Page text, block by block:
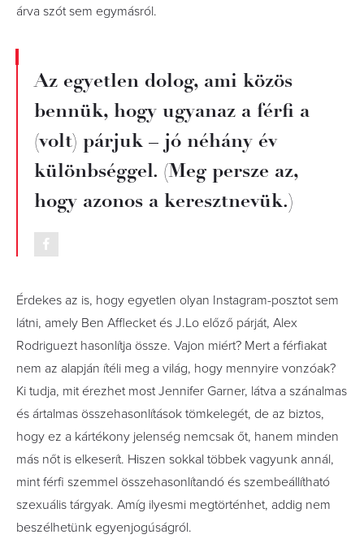
árva szót sem egymásról.
Az egyetlen dolog, ami közös
bennük, hogy ugyanaz a férfi a
(volt) párjuk – jó néhány év
különbséggel. (Meg persze az,
hogy azonos a keresztnevük.)
Érdekes az is, hogy egyetlen olyan Instagram-posztot sem
látni, amely Ben Afflecket és J.Lo előző párját, Alex
Rodriguezt hasonlítja össze. Vajon miért? Mert a férfiakat
nem az alapján ítéli meg a világ, hogy mennyire vonzóak?
Ki tudja, mit érezhet most Jennifer Garner, látva a szánalmas
és ártalmas összehasonlítások tömkelegét, de az biztos,
hogy ez a kártékony jelenség nemcsak őt, hanem minden
más nőt is elkeserít. Hiszen sokkal többek vagyunk annál,
mint férfi szemmel összehasonlítandó és szembeállítható
szexuális tárgyak. Amíg ilyesmi megtörténhet, addig nem
beszélhetünk egyenjogúságról.